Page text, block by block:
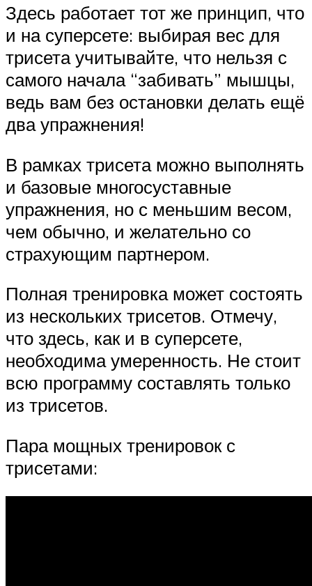
Здесь работает тот же принцип, что
и на суперсете: выбирая вес для
трисета учитывайте, что нельзя с
самого начала “забивать” мышцы,
ведь вам без остановки делать ещё
два упражнения!
В рамках трисета можно выполнять
и базовые многосуставные
упражнения, но с меньшим весом,
чем обычно, и желательно со
страхующим партнером.
Полная тренировка может состоять
из нескольких трисетов. Отмечу,
что здесь, как и в суперсете,
необходима умеренность. Не стоит
всю программу составлять только
из трисетов.
Пара мощных тренировок с
трисетами: